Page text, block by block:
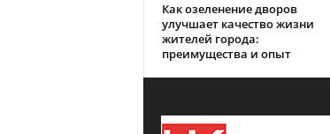
Как озеленение дворов
улучшает качество жизни
жителей города:
преимущества и опыт